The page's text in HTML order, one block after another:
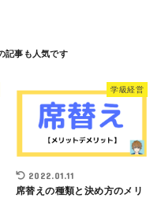
学級経営
2022.01.11
席替えの種類と決め方のメリ